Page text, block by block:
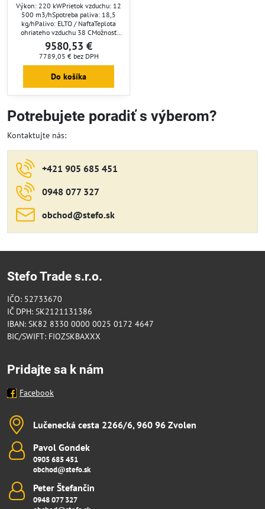
Výkon: 220 kWPrietok vzduchu: 12
500 m3/hSpotreba paliva: 18,5
kg/hPalivo: ELTO / NaftaTeplota
ohriateho vzduchu 38 CMožnosť
termostatu: ÁNOVýkon motora: 2,2
kWSieťové napätie: 230/50
V/HzČistá hmotnosť: 325
kgRozmery: 220 x 85 x 137,5
cmOdvod spalín: 200 mmOdvod
9580,53 €
7789,05 € bez DPH
Do košíka
Potrebujete poradiť s výberom?
Kontaktujte nás:
+421 905 685 451
0948 077 327
obchod​@stefo​.sk
Stefo Trade s.r.o.
IČO: 52733670
IČ DPH: SK2121131386
IBAN: SK82 8330 0000 0025 0172 4647
BIC/SWIFT: FIOZSKBAXXX
Pridajte sa k nám
Facebook
Lučenecká cesta 2266/6, 960 96 Zvolen
Pavol Gondek
0905 685 451
obchod@stefo.sk
Peter Štefančin
0948 077 327